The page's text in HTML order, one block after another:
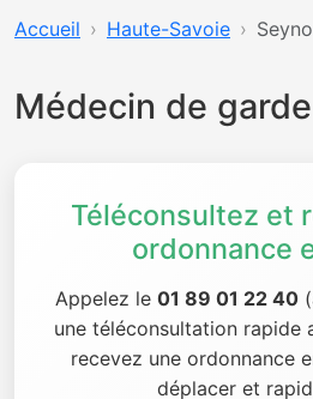
Accueil Haute-Savoie
Médecin de
Téléconsultez et
ordonnance
Appelez le 01 89 01 22 40
une téléconsultation rapide
recevez une ordonnance
déplacer et